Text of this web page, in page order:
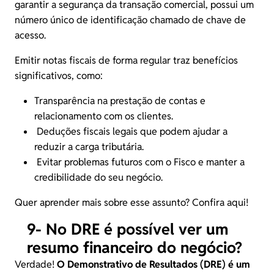
garantir a segurança da transação comercial, possui um
número único de identificação chamado de chave de
acesso.
Emitir notas fiscais de forma regular traz benefícios
significativos, como:
Transparência na prestação de contas e
relacionamento com os clientes.
Deduções fiscais legais que podem ajudar a
reduzir a carga tributária.
Evitar problemas futuros com o Fisco e manter a
credibilidade do seu negócio.
Quer aprender mais sobre esse assunto?Confira aqui!
9- No DRE é possível ver um
resumo financeiro do negócio?
Verdade!O Demonstrativo de Resultados (DRE) é um